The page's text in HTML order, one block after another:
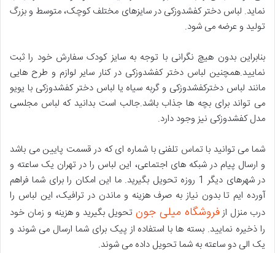
نماید. لباس دختر کفشدوزکی در سایزهای مختلف کوچک، متوسط و بزرگ
تولید و عرضه می شود.
بنابراین بدون هیچ نگرانی با توجه به سایز کودک سفارش خود را ثبت
نمایید.همچنین لباس دختر کفشدوزکی در کنار سایر لوازم و طرح هایی
مانند لباس دخترکفشدوزکی و گربه سیاه یا لباس دختر کفشدوزکی با یویو
می تواند برای بچه ها جذاب باشد.جالب است بدانید که لباس مجلسی
مدل کفشدوزکی نیز وجود دارد.
شما می توانید با تماس تلفنی با شماره ای که در قسمت پایین می باشد
و ارسال پیام در شبکه های اجتماعی، این لباس را در تهران یک ساعته و
در شهرهای دیگر 1 روزه تحویل بگیرید. ما این امکان را برای شما فراهم
آورده ایم تا بدون نیاز به صرف هزینه و ماندن در ترافیک، این لباس را
درب منزل ازفروشگاه میلی جون تحویل بگیرید و هزینه و زمان خود
را ذخیره نمایید. بسته ها با استفاده از پیک برای شما ارسال می شوند و
یک الی دو ساعته به شما تحویل داده می شوند.